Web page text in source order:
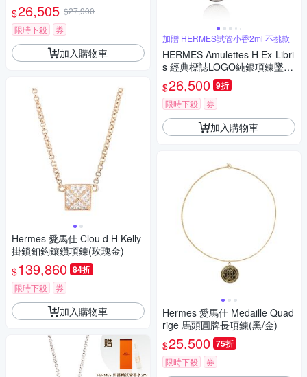
$26,505 $27,900
限時下殺
券
加入購物車
Hermes 愛馬仕 Clou d H Kelly
掛鎖釦鈎鑲鑽項鍊(玫瑰金)
$139,860 84折
限時下殺 券
加入購物車
加贈 HERMES試管小香2ml 不挑款
HERMES Amulettes H Ex-Libri
s 經典標誌LOGO純銀項鍊墜
鍊-銀色
$26,500 9折
限時下殺 券
加入購物車
Hermes 愛馬仕 Medaille Quad
rige 馬頭圓牌長項鍊(黑/金)
$25,500 75折
限時下殺 券